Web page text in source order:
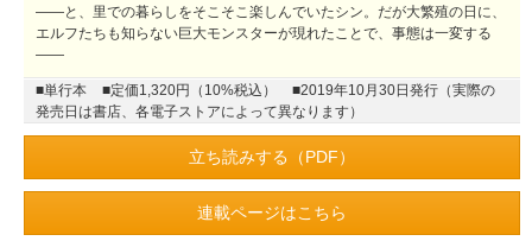
――と、里での暮らしをそこそこ楽しんでいたシン。だが大繁殖の日に、
エルフたちも知らない巨大モンスターが現れたことで、事態は一変する
――
■単行本 ■定価1,320円（10%税込）
■2019年10月30日発行（実際の
発売日は書店、各電子ストアによって異なります）
立ち読みする（PDF）
連載ページはこちら